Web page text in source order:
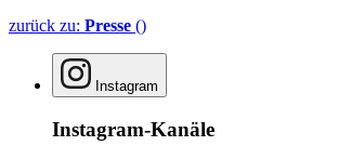
zurück zu: Presse ()
Instagram
Instagram-Kanäle